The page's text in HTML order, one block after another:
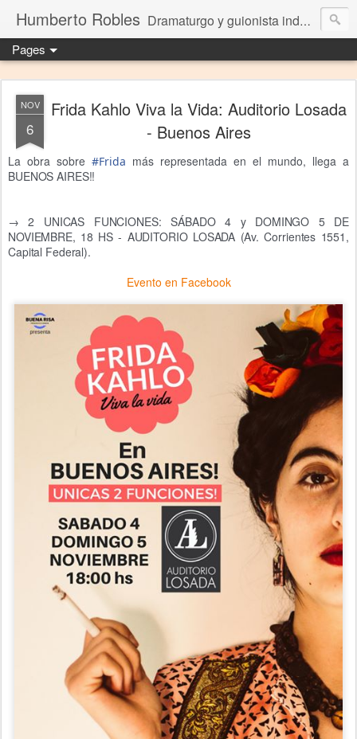
Humberto Robles Dramaturgo y guionista independiente
Pages
NOV
6
Frida Kahlo Viva la Vida: Auditorio Losada
- Buenos Aires
La obra sobre#Frida más representada en el mundo, llega a
BUENOS AIRES!!
→ 2 UNICAS FUNCIONES: SÁBADO 4 y DOMINGO 5 DE
NOVIEMBRE, 18 HS - AUDITORIO LOSADA (Av. Corrientes 1551,
Capital Federal).
Evento en Facebook